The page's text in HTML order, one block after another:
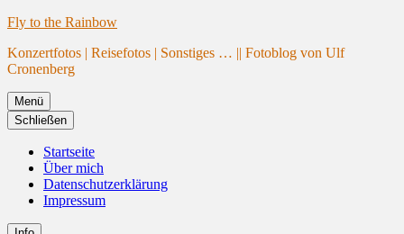
Website
geladen
Zum
springen
Fly to the Rainbow
Konzertfotos | Reisefotos | Sonstiges … || Fotoblog von Ulf
Cronenberg
Menü
Schließen
Startseite
Über mich
Datenschutzerklärung
Impressum